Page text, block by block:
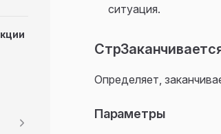
ситуация.
Определяет,
Параметры